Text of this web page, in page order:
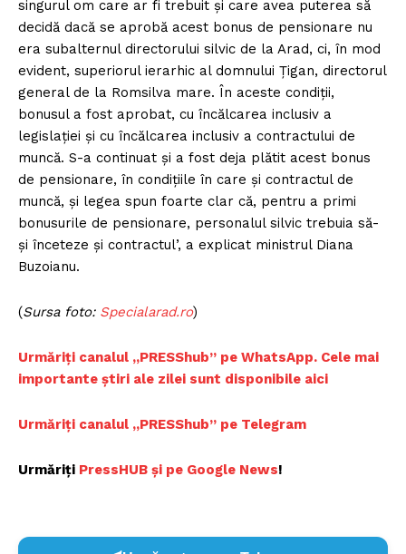
singurul om care ar fi trebuit şi care avea puterea să
decidă dacă se aprobă acest bonus de pensionare nu
era subalternul directorului silvic de la Arad, ci, în mod
evident, superiorul ierarhic al domnului Ţigan, directorul
general de la Romsilva mare. În aceste condiţii,
bonusul a fost aprobat, cu încălcarea inclusiv a
legislaţiei şi cu încălcarea inclusiv a contractului de
muncă. S-a continuat şi a fost deja plătit acest bonus
de pensionare, în condiţiile în care şi contractul de
muncă, şi legea spun foarte clar că, pentru a primi
bonusurile de pensionare, personalul silvic trebuia să-
şi înceteze şi contractul’, a explicat ministrul Diana
Buzoianu.
(Sursa foto: Specialarad.ro)
Urmăriți canalul „PRESShub” pe WhatsApp. Cele mai
importante știri ale zilei sunt disponibile aici
Urmăriți canalul „PRESShub” pe Telegram
Urmăriți PressHUB și pe Google News!